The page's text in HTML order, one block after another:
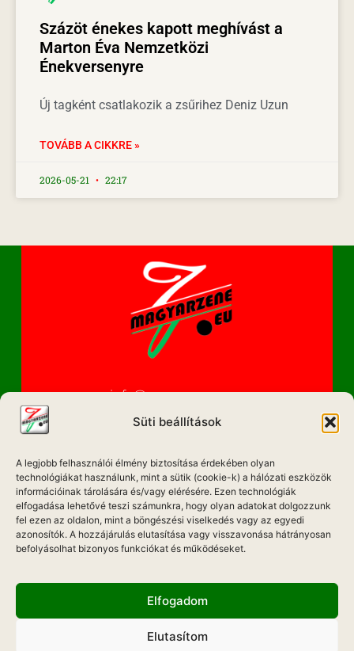
Süti beállítások
A legjobb felhasználói élmény biztosítása érdekében olyan
technológiákat használunk, mint a sütik (cookie-k) a hálózati eszközök
információinak tárolására és/vagy elérésére. Ezen technológiák
elfogadása lehetővé teszi számunkra, hogy olyan adatokat dolgozzunk
fel ezen az oldalon, mint a böngészési viselkedés vagy az egyedi
azonosítók. A hozzájárulás elutasítása vagy visszavonása hátrányosan
befolyásolhat bizonyos funkciókat és működéseket.
Elfogadom
Elutasítom
Százöt énekes kapott meghívást a
Marton Éva Nemzetközi
Énekversenyre
Új tagként csatlakozik a zsűrihez Deniz Uzun
TOVÁBB A CIKKRE »
2026-05-21 22:17
info@magyarzene.eu
IMPRESSZUM
ETIKAI KÓDEX
MÉDIA AJÁNLAT
ADATKEZELÉSI NYILATKOZAT
Hadd Szóljon!